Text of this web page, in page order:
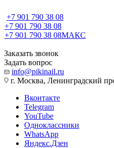
+7 901 790 38 08
+7 901 790 38 08
+7 901 790 38 08МАКС
Заказать звонок
Задать вопрос
info@pikinail.ru
г. Москва, Ленинградский
Вконтакте
Telegram
YouTube
Одноклассники
WhatsApp
Яндекс.Дзен